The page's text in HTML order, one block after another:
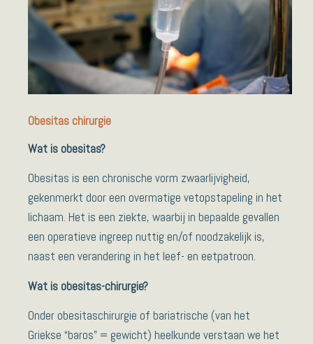
Obesitas chirurgie
Wat is obesitas?
Obesitas is een chronische vorm zwaarlijvigheid,
gekenmerkt door een overmatige vetopstapeling in het
lichaam. Het is een ziekte, waarbij in bepaalde gevallen
een operatieve ingreep nuttig en/of noodzakelijk is,
naast een verandering in het leef- en eetpatroon.
Wat is obesitas-chirurgie?
Onder obesitaschirurgie of bariatrische (van het
Griekse “baros” = gewicht) heelkunde verstaan we het